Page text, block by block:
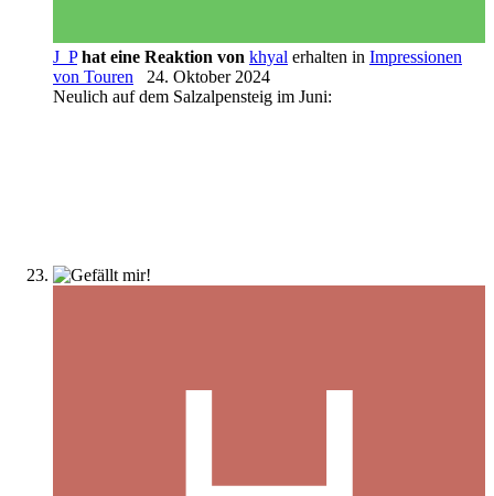
J_P hat eine Reaktion von khyal erhalten in Impressionen
von Touren
24. Oktober 2024
Neulich auf dem Salzalpensteig im Juni: